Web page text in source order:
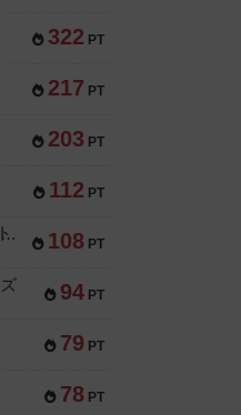
322 PT
217 PT
203 PT
112 PT
108 PT
ファースト・イン・フライト
94 PT
79 PT
78 PT